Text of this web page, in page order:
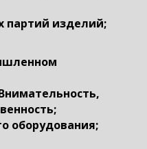
партий изделий;
оборудования;